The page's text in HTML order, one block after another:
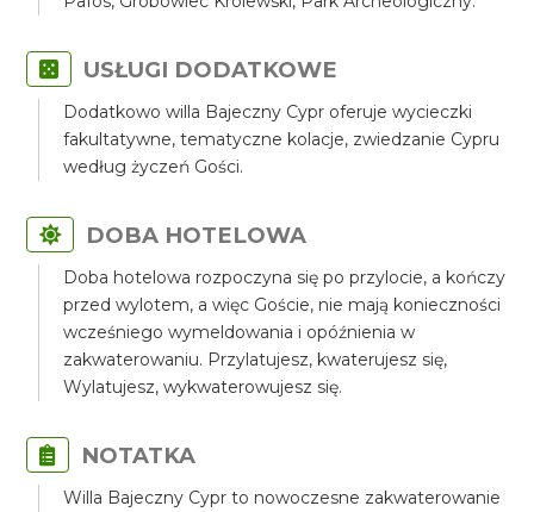
USŁUGI DODATKOWE
Dodatkowo willa Bajeczny Cypr oferuje wycieczki
fakultatywne, tematyczne kolacje, zwiedzanie Cypru
według życzeń Gości.
DOBA HOTELOWA
Doba hotelowa rozpoczyna się po przylocie, a kończy
przed wylotem, a więc Goście, nie mają konieczności
wcześniego wymeldowania i opóźnienia w
zakwaterowaniu. Przylatujesz, kwaterujesz się,
Wylatujesz, wykwaterowujesz się.
NOTATKA
Willa Bajeczny Cypr to nowoczesne zakwaterowanie